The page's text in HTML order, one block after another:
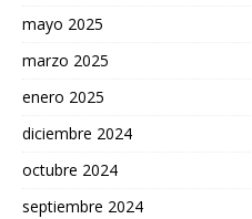
mayo 2025
marzo 2025
enero 2025
diciembre 2024
octubre 2024
septiembre 2024